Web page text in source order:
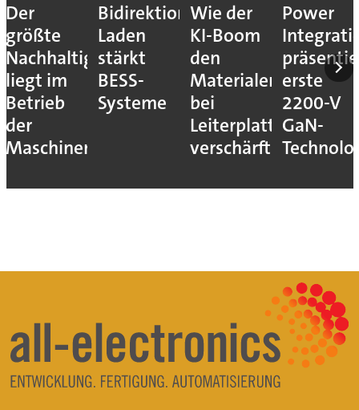
Der
größte
Nachhaltigkeitshebel
liegt im
Betrieb
der
Maschinen
Bidirektionales
Laden
stärkt
BESS-
Systeme
Wie der
KI-Boom
den
Materialengpass
bei
Leiterplatten
verschärft
Power
erste
2200-V
GaN-